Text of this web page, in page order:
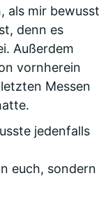
als mir bewusst
denn es
Außerdem
vornherein
Messen
jedenfalls
euch, sondern